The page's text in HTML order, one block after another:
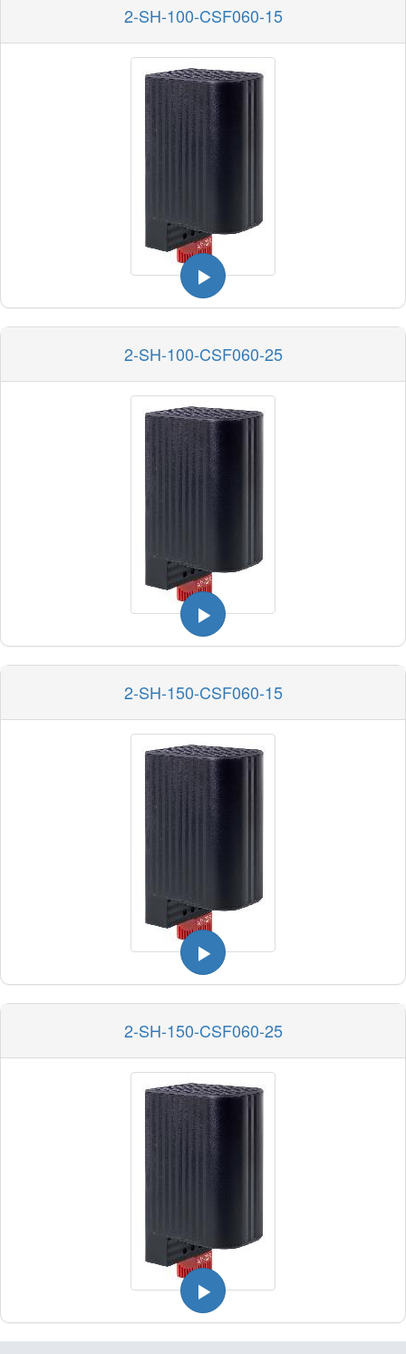
2-SH-100-CSF060-15
2-SH-100-CSF060-25
2-SH-150-CSF060-15
2-SH-150-CSF060-25